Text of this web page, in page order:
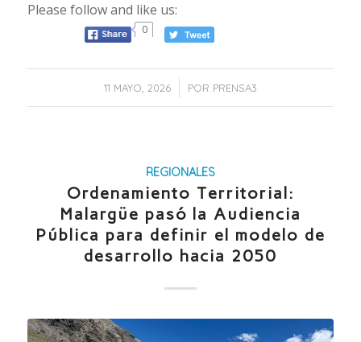
Please follow and like us:
0
11 MAYO, 2026
/ POR PRENSA3
REGIONALES
Ordenamiento Territorial:
Malargüe pasó la Audiencia
Pública para definir el modelo de
desarrollo hacia 2050